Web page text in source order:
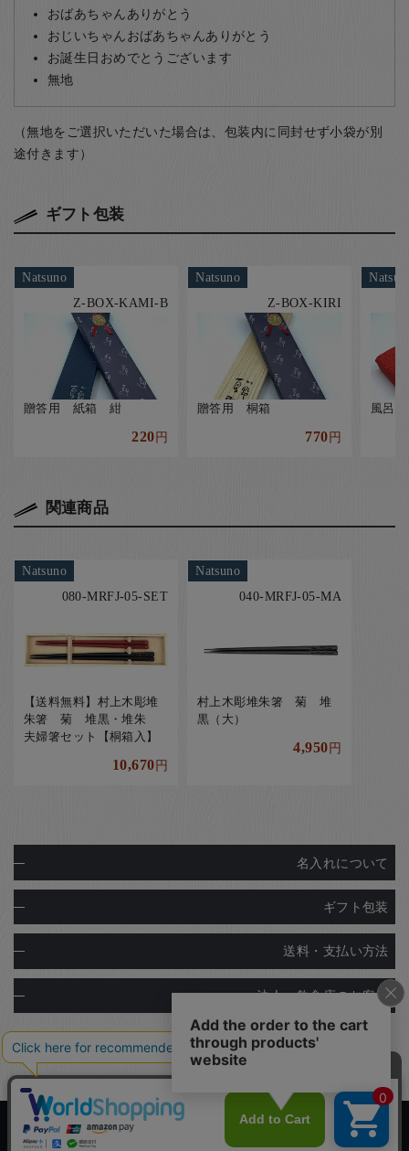
おばあちゃんありがとう
おじいちゃんおばあちゃんありがとう
お誕生日おめでとうございます
無地
（無地をご選択いただいた場合は、包装内に同封せず小袋が別
途付きます）
ギフト包装
Natsuno
Z-BOX-KAMI-B
贈答用 紙箱 紺
220円
Natsuno
Z-BOX-KIRI
贈答用 桐箱
770円
風呂
関連商品
Natsuno
080-MRFJ-05-SET
【送料無料】村上木彫堆
朱箸 菊 堆黒・堆朱
夫婦箸セット【桐箱入】
10,670円
Natsuno
040-MRFJ-05-MA
村上木彫堆朱箸 菊 堆
黒（大）
4,950円
名入れについて
ギフト包装
送料・支払い方法
法人・飲食店のお客様
Copyright© Ginza Natsuno Co.,Ltd.
Tratto Brain